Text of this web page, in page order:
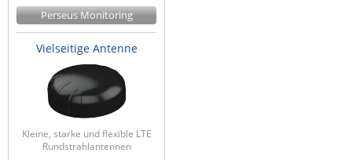
Perseus Monitoring
Vielseitige Antenne
Kleine, starke und flexible LTE
Rundstrahlantennen